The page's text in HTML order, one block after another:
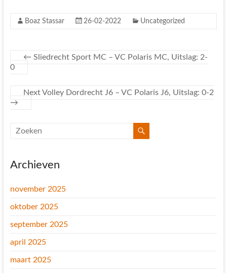
Boaz Stassar 26-02-2022 Uncategorized
← Sliedrecht Sport MC – VC Polaris MC, Uitslag: 2-
0
Next Volley Dordrecht J6 – VC Polaris J6, Uitslag: 0-2
→
Archieven
november 2025
oktober 2025
september 2025
april 2025
maart 2025